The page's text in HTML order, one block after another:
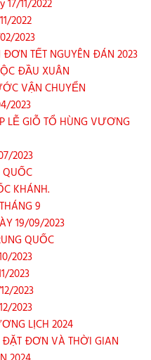
11/2022
2022
2023
TẾT NGUYÊN ĐÁN 2023
ĐẦU XUÂN
VẬN CHUYỂN
2023
LỄ GIỖ TỔ HÙNG VƯƠNG
2023
KHÁNH.
9
19/09/2023
QUỐC
2023
2023
2023
2023
LỊCH 2024
ĐẶT ĐƠN VÀ THỜI GIAN